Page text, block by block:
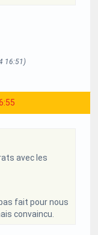
16:51)
avec les
fait pour nous
convaincu.